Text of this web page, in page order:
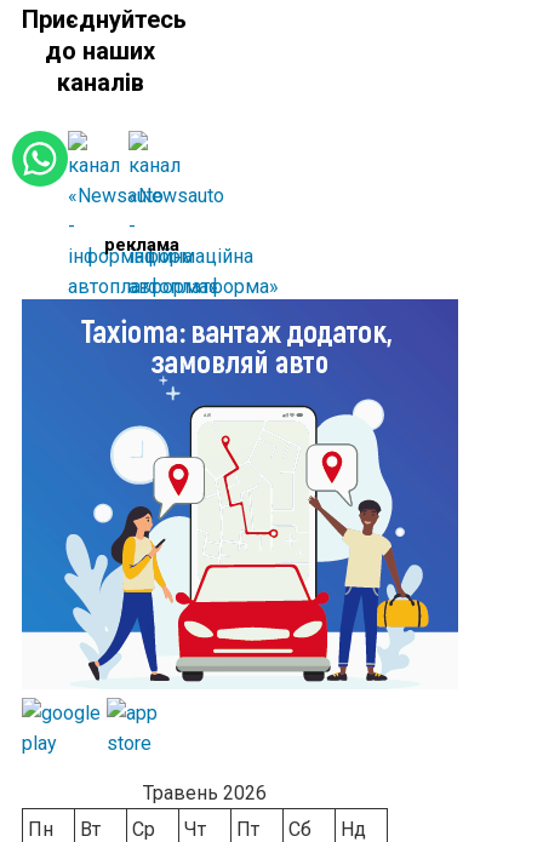
Приєднуйтесь
до наших
каналів
реклама
Травень 2026
Пн
Вт Ср Чт Пт Сб Нд